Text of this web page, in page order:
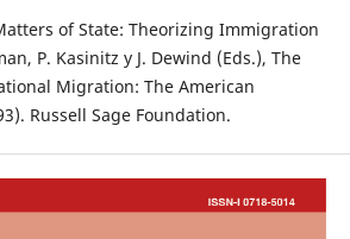
of State: Theorizing Immigration
P. Kasinitz y J. Dewind (Eds.), The
Migration: The American
Russell Sage Foundation.